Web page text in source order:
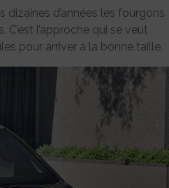
d’années les fourgons
l’approche qui se veut
pour arriver à la bonne taille.